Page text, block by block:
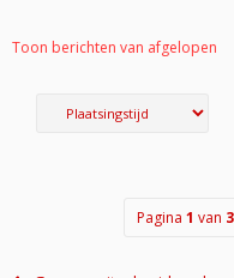
Toon berichten van afgelopen
Pagina 1 van